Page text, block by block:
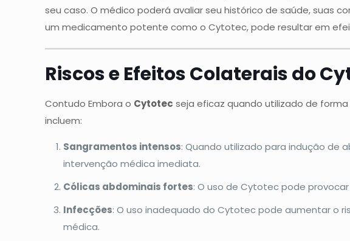
seu caso. O médico poderá avaliar seu histórico de saúde, suas
um medicamento potente como o Cytotec, pode resultar em
Riscos e Efeitos Colaterais do
Contudo Embora o Cytotec seja eficaz quando utilizado de
incluem:
Sangramentos intensos: Quando utilizado para indução de
intervenção médica imediata.
Cólicas abdominais fortes: O uso de Cytotec pode
Infecções: O uso inadequado do Cytotec pode aumentar o
médica.